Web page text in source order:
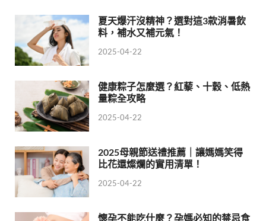
夏天爆汗沒精神？選對這3款消暑飲
料，補水又補元氣！
2025-04-22
健康粽子怎麼選？紅藜、十穀、低熱
量粽全攻略
2025-04-22
2025母親節送禮推薦｜讓媽媽笑得
比花還燦爛的實用清單！
2025-04-22
懷孕不能吃什麼？孕媽必知的禁忌食